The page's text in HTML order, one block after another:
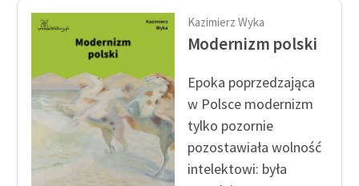
O nas
O projekcie
Zespół
Zasady wykorzystania
Kazimierz Wyka
Modernizm polski
Epoka poprzedzająca
w Polsce modernizm
tylko pozornie
pozostawiała wolność
intelektowi: była